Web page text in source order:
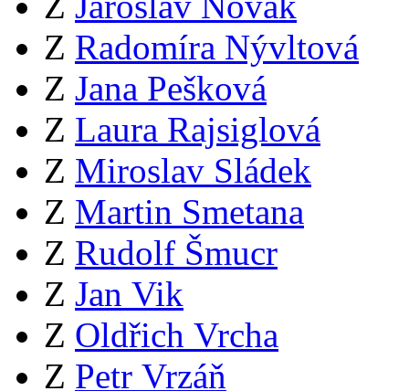
Z Radomíra Nývltová
Z Jana Pešková
Z Laura Rajsiglová
Z Miroslav Sládek
Z Martin Smetana
Z Rudolf Šmucr
Z Jan Vik
Z Oldřich Vrcha
Z Petr Vrzáň